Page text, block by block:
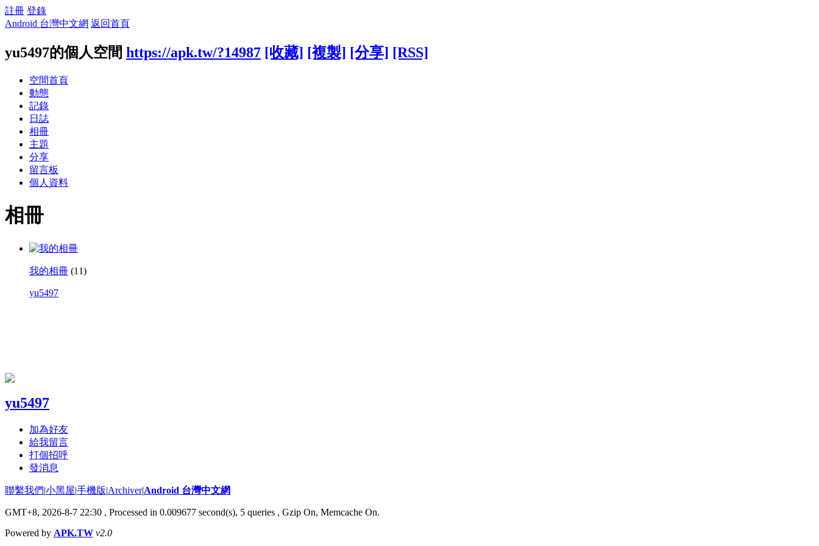
註冊 登錄
Android 台灣中文網 返回首頁
yu5497的個人空間 https://apk.tw/?14987 [收藏] [複製] [分享] [RSS]
空間首頁
動態
記錄
日誌
相冊
主題
分享
留言板
個人資料
相冊
我的相冊 (11)
yu5497
yu5497
加為好友
給我留言
打個招呼
發消息
聯繫我們|小黑屋|手機版|Archiver|Android 台灣中文網
GMT+8, 2026-8-7 22:30 , Processed in 0.009677 second(s), 5 queries , Gzip On, Memcache On.
Powered by APK.TW v2.0